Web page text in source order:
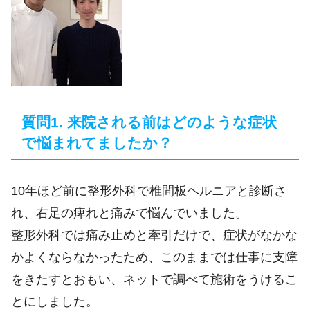
質問1. 来院される前はどのような症状
で悩まれてましたか？
10年ほど前に整形外科で椎間板ヘルニアと診断さ
れ、右足の痺れと痛みで悩んでいました。
整形外科では痛み止めと牽引だけで、症状がなかな
かよくならなかったため、このままでは仕事に支障
をきたすとおもい、ネットで調べて施術をうけるこ
とにしました。